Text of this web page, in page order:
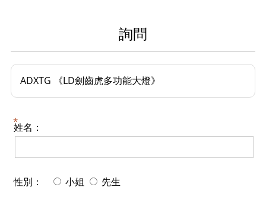
詢問
ADXTG 《LD劍齒虎多功能大燈》
姓名：
性別： 小姐 先生